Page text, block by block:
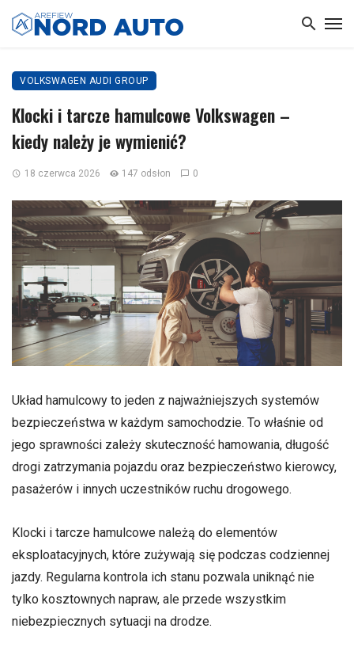
VOLKSWAGEN AUDI GROUP
Klocki i tarcze hamulcowe Volkswagen –
kiedy należy je wymienić?
18 czerwca 2026 147 odsłon 0
Układ hamulcowy to jeden z najważniejszych systemów
bezpieczeństwa w każdym samochodzie. To właśnie od
jego sprawności zależy skuteczność hamowania, długość
drogi zatrzymania pojazdu oraz bezpieczeństwo kierowcy,
pasażerów i innych uczestników ruchu drogowego.
Klocki i tarcze hamulcowe należą do elementów
eksploatacyjnych, które zużywają się podczas codziennej
jazdy. Regularna kontrola ich stanu pozwala uniknąć nie
tylko kosztownych napraw, ale przede wszystkim
niebezpiecznych sytuacji na drodze.